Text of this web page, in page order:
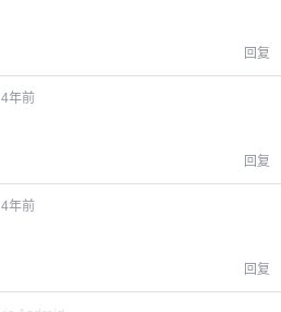
回复
4年前
回复
4年前
回复